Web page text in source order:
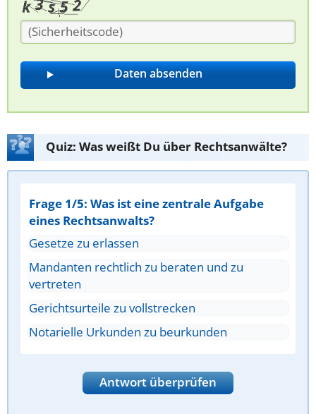
Quiz: Was weißt Du über Rechtsanwälte?
Frage 1/5: Was ist eine zentrale Aufgabe
eines Rechtsanwalts?
Gesetze zu erlassen
Mandanten rechtlich zu beraten und zu
vertreten
Gerichtsurteile zu vollstrecken
Notarielle Urkunden zu beurkunden
Antwort überprüfen